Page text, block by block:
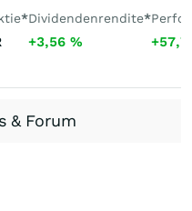
*Dividendenrendite*
+3,56 %
& Forum